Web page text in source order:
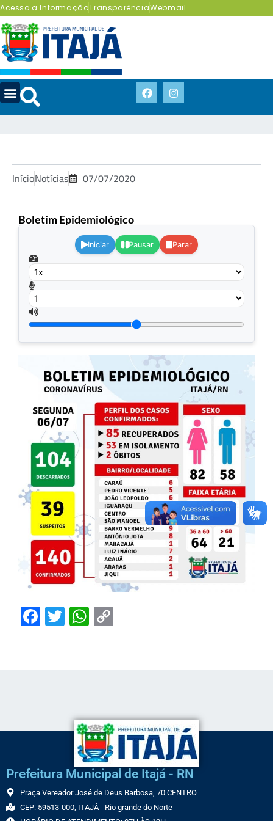
Acesso a InformaçãoTransparênciaWebmail
InícioNotícias 07/07/2020
Boletim Epidemiológico
Iniciar Pausar Parar
Facebook
TwitterWhatsApp
Prefeitura Municipal de Itajá - RN
Praça Vereador José de Deus Barbosa, 70 CENTRO
CEP: 59513-000, ITAJÁ - Rio grande do Norte